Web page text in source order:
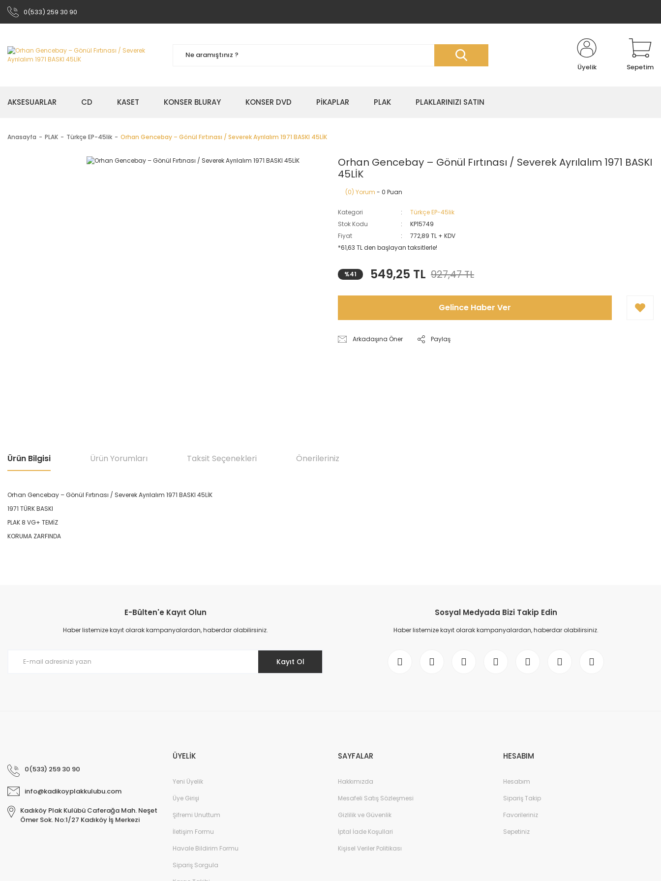
0(533) 259 30 90
Üyelik Sepetim
AKSESUARLAR CD KASET KONSER BLURAY KONSER DVD PİKAPLAR PLAK PLAKLARINIZI SATIN
Anasayfa PLAK Türkçe EP-45lik Orhan Gencebay – Gönül Fırtınası / Severek Ayrılalım 1971 BASKI 45LİK
Orhan Gencebay – Gönül Fırtınası / Severek Ayrılalım 1971 BASKI
45LİK
(0) Yorum - 0 Puan
Kategori
Türkçe EP-45lik
Stok Kodu
KP15749
Fiyat
772,89 TL + KDV
*61,63 TL den başlayan taksitlerle!
%41 549,25 TL 927,47 TL
Gelince Haber Ver
Arkadaşına Öner Paylaş
Ürün Bilgisi Ürün Yorumları Taksit Seçenekleri Önerileriniz
Orhan Gencebay – Gönül Fırtınası / Severek Ayrılalım 1971 BASKI 45LİK
1971 TÜRK BASKI
PLAK 8 VG+ TEMİZ
KORUMA ZARFINDA
Ürün resmi kalitesiz, bozuk veya görüntülenemiyor.
Ürün açıklamasında eksik bilgiler bulunuyor.
E-Bülten'e Kayıt Olun
Haber listemize kayıt olarak kampanyalardan, haberdar olabilirsiniz.
Kayıt Ol
Sosyal Medyada Bizi Takip Edin
Haber listemize kayıt olarak kampanyalardan, haberdar olabilirsiniz.
0(533) 259 30 90
info@kadikoyplakkulubu.com
Kadıköy Plak Kulübü Caferağa Mah. Neşet
Ömer Sok. No:1/27 Kadıköy İş Merkezi
ÜYELİK
Yeni Üyelik
Üye Girişi
Şifremi Unuttum
İletişim Formu
Havale Bildirim Formu
Sipariş Sorgula
SAYFALAR
Hakkımızda
Mesafeli Satış Sözleşmesi
Gizlilik ve Güvenlik
İptal İade Koşullari
Kişisel Veriler Politikası
HESABIM
Hesabım
Sipariş Takip
Favorileriniz
Sepetiniz